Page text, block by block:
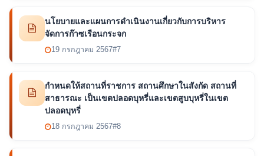
นโยบายและแผนการดำเนินงานเกี่ยวกับการบริหาร
จัดการก๊าซเรือนกระจก
19 กรกฎาคม 2567#7
กำหนดให้สถานที่ราชการ สถานศึกษาในสังกัด สถานที่
สาธารณะ เป็นเขตปลอดบุหรี่และเขตสูบบุหรี่ในเขต
ปลอดบุหรี่
18 กรกฎาคม 2567#8